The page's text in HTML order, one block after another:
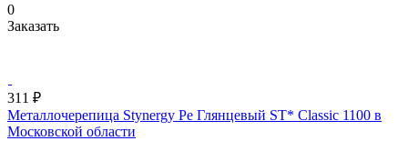
0
Заказать
311 ₽
Металлочерепица Stynergy Pe Глянцевый ST* Classic 1100 в
Московской области